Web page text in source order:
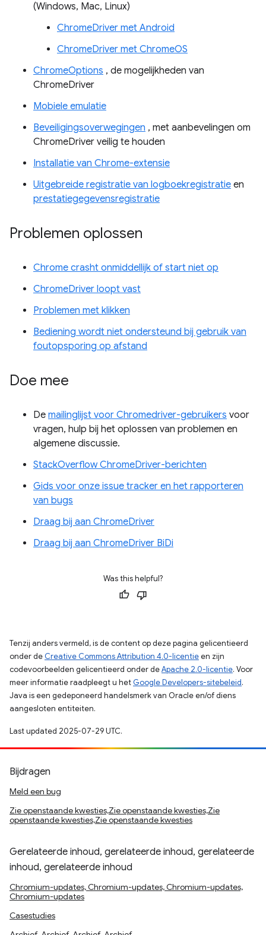
(Windows, Mac, Linux)
ChromeDriver met Android
ChromeDriver met ChromeOS
ChromeOptions , de mogelijkheden van
ChromeDriver
Mobiele emulatie
Beveiligingsoverwegingen , met aanbevelingen om
ChromeDriver veilig te houden
Installatie van Chrome-extensie
Uitgebreide registratie van logboekregistratie en
prestatiegegevensregistratie
Problemen oplossen
Chrome crasht onmiddellijk of start niet op
ChromeDriver loopt vast
Problemen met klikken
Bediening wordt niet ondersteund bij gebruik van
foutopsporing op afstand
Doe mee
De mailinglijst voor Chromedriver-gebruikers voor
vragen, hulp bij het oplossen van problemen en
algemene discussie.
StackOverflow ChromeDriver-berichten
Gids voor onze issue tracker en het rapporteren
van bugs
Draag bij aan ChromeDriver
Draag bij aan ChromeDriver BiDi
Was this helpful?
Tenzij anders vermeld, is de content op deze pagina gelicentieerd
onder de Creative Commons Attribution 4.0-licentieen zijn
codevoorbeelden gelicentieerd onder deApache 2.0-licentie. Voor
meer informatie raadpleegt u het Google Developers-sitebeleid.
Java is een gedeponeerd handelsmerk van Oracle en/of diens
aangesloten entiteiten.
Last updated 2025-07-29 UTC.
Bijdragen
Meld een bug
Zie openstaande kwesties,Zie openstaande kwesties,Zie
openstaande kwesties,Zie openstaande kwesties
Gerelateerde inhoud, gerelateerde inhoud, gerelateerde
inhoud, gerelateerde inhoud
Chromium-updates, Chromium-updates, Chromium-updates,
Chromium-updates
Casestudies